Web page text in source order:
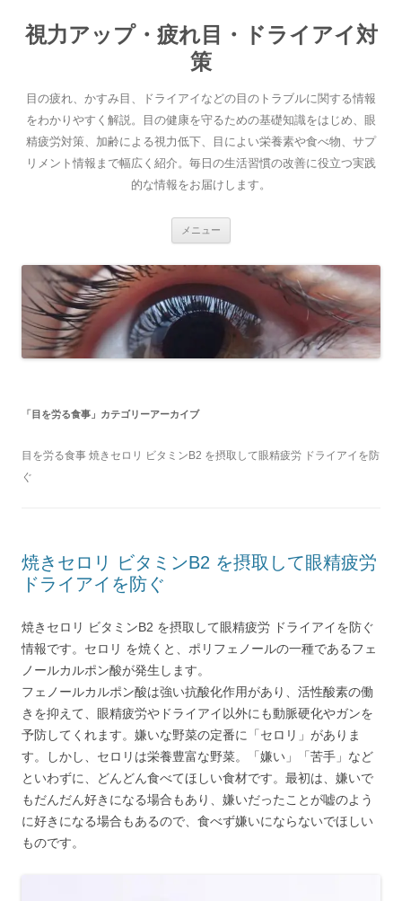
テ
ン
キ
ッ
プ
視力アップ・疲れ目・ドライアイ対
策
目の疲れ、かすみ目、ドライアイなどの目のトラブルに関する情報
をわかりやすく解説。目の健康を守るための基礎知識をはじめ、眼
精疲労対策、加齢による視力低下、目によい栄養素や食べ物、サプ
リメント情報まで幅広く紹介。毎日の生活習慣の改善に役立つ実践
的な情報をお届けします。
メニュー
「目を労る食事 」カテゴリーアーカイブ
目を労る食事 焼きセロリ ビタミンB2 を摂取して眼精疲労 ドライアイを防
ぐ
焼きセロリ ビタミンB2 を摂取して眼精疲労
ドライアイを防ぐ
焼きセロリ ビタミンB2 を摂取して眼精疲労 ドライアイを防ぐ
情報です。セロリ を焼くと、ポリフェノールの一種であるフェ
ノールカルポン酸が発生します。
フェノールカルポン酸は強い抗酸化作用があり、活性酸素の働
きを抑えて、眼精疲労やドライアイ以外にも動脈硬化やガンを
予防してくれます。嫌いな野菜の定番に「セロリ」がありま
す。しかし、セロリは栄養豊富な野菜。「嫌い」「苦手」など
といわずに、どんどん食べてほしい食材です。最初は、嫌いで
もだんだん好きになる場合もあり、嫌いだったことが嘘のよう
に好きになる場合もあるので、食べず嫌いにならないでほしい
ものです。